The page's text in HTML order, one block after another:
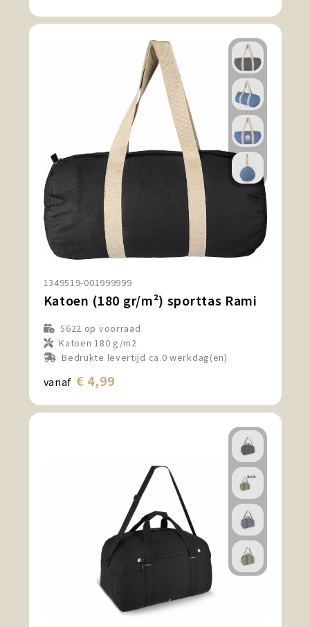
1349519-001999999
Katoen (180 gr/m²) sporttas Rami
5622 op voorraad
Katoen 180 g/m2
Bedrukte levertijd ca.0 werkdag(en)
vanaf € 4,99